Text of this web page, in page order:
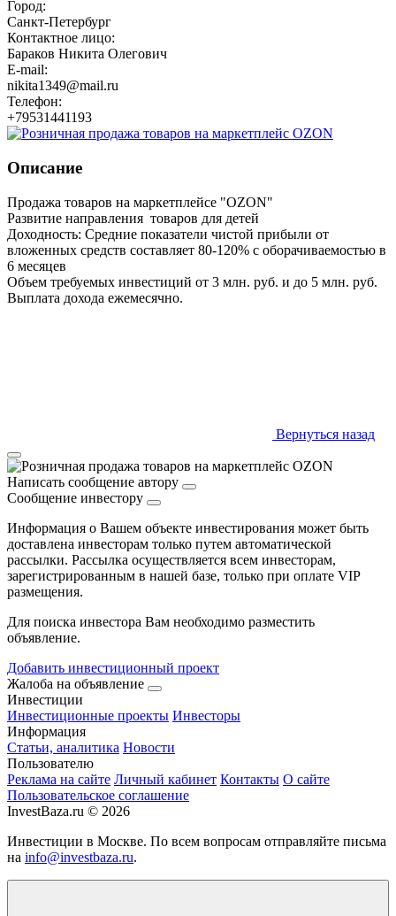
Город:
Санкт-Петербург
Контактное лицо:
Бараков Никита Олегович
E-mail:
nikita1349@mail.ru
Телефон:
+79531441193
Описание
Продажа товаров на маркетплейсе "OZON"
Развитие направления товаров для детей
Доходность: Средние показатели чистой прибыли от
вложенных средств составляет 80-120% с оборачиваемостью в
6 месяцев
Объем требуемых инвестиций от 3 млн. руб. и до 5 млн. руб.
Выплата дохода ежемесячно.
Вернуться назад
Написать сообщение автору
Сообщение инвестору
Информация о Вашем объекте инвестирования может быть
доставлена инвесторам только путем автоматической
рассылки. Рассылка осуществляется всем инвесторам,
зарегистрированным в нашей базе, только при оплате VIP
размещения.
Для поиска инвестора Вам необходимо разместить
объявление.
Добавить инвестиционный проект
Жалоба на объявление
Инвестиции
Инвестиционные проекты Инвесторы
Информация
Статьи, аналитика Новости
Пользователю
Реклама на сайте Личный кабинет Контакты О сайте
Пользовательское соглашение
InvestBaza.ru © 2026
Инвестиции в Москве. По всем вопросам отправляйте письма
на info@investbaza.ru.